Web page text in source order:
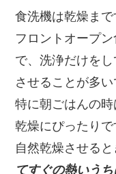
食洗機は乾燥まで
フロントオープ
で、洗浄だけをし
させることが多い
特に朝ごはんの
乾燥にぴったりで
自然乾燥させると
てすぐの熱いう